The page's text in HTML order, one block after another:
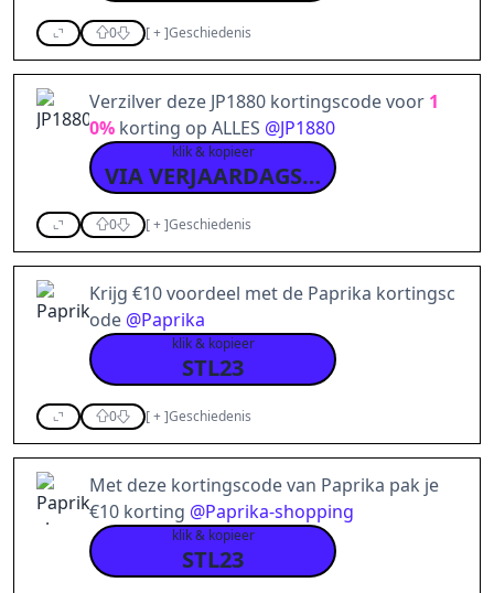
0 [+]Geschiedenis
Verzilver deze JP1880 kortingscode voor 1
0% korting op ALLES @JP1880
klik & kopieer
VIA VERJAARDAGSKORTING
0 [+]Geschiedenis
Krijg €10 voordeel met de Paprika kortingsc
ode @Paprika
klik & kopieer
STL23
0 [+]Geschiedenis
Met deze kortingscode van Paprika pak je
€10 korting @Paprika-shopping
klik & kopieer
STL23